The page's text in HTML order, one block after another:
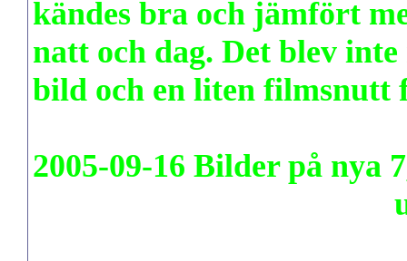
kändes bra och jämfört
natt och dag. Det blev
bild och en liten filmsnutt
2005-09-16 Bilder på nya